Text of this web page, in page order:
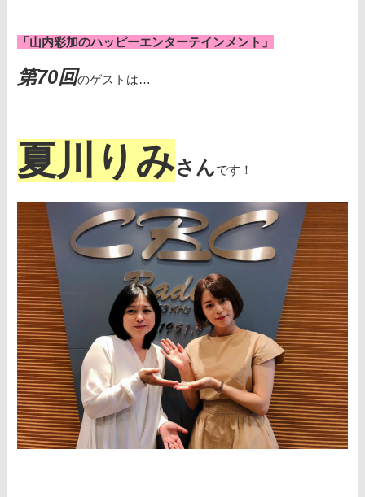
「山内彩加のハッピーエンターテインメント」
第70回のゲストは…
夏川りみさんです！